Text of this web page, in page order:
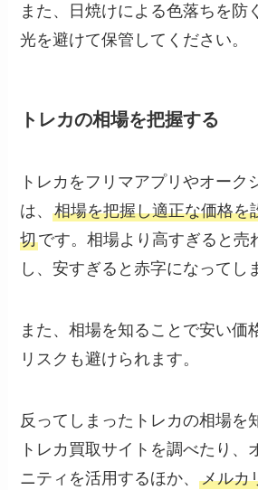
また、日焼けによる色落ちを防
光を避けて保管してください。
トレカの相場を把握する
トレカをフリマアプリやオーク
は、相場を把握し適正な価格を
切です。相場より高すぎると売
し、安すぎると赤字になってし
また、相場を知ることで安い価
リスクも避けられます。
反ってしまったトレカの相場を
トレカ買取サイトを調べたり、
ニティを活用するほか、メルカ